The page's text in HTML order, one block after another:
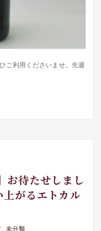
ご利用くださいませ。先週
お待たせしまし
上がるエトカル
, 未分類